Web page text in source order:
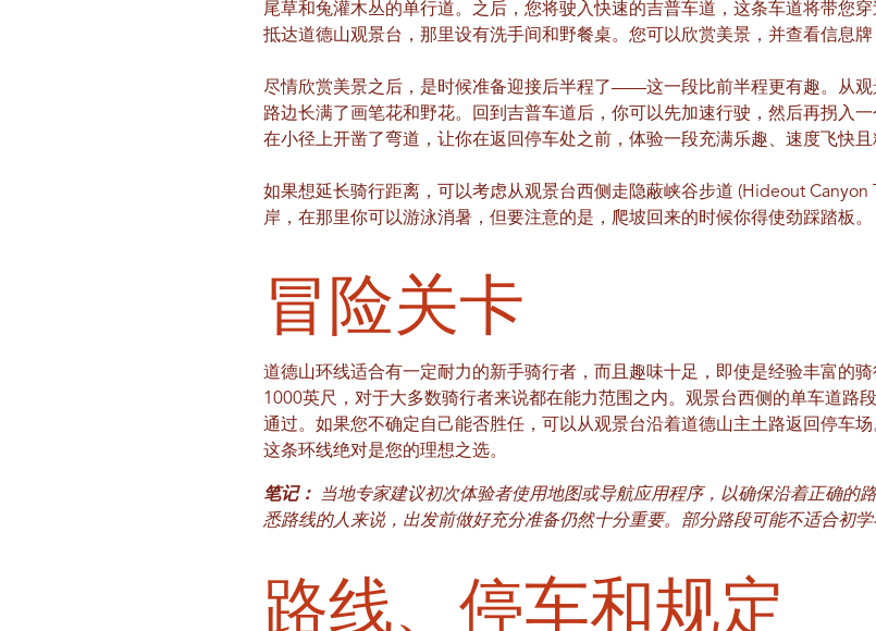
尾草和兔灌木丛的单行道。之后，您将驶入快速的吉普车道，这条车道将带您
抵达道德山观景台，那里设有洗手间和野餐桌。您可以欣赏美景，并查看信息牌
尽情欣赏美景之后，是时候准备迎接后半程了——这一段比前半程更有趣。从观
路边长满了画笔花和野花。回到吉普车道后，你可以先加速行驶，然后再拐入
在小径上开凿了弯道，让你在返回停车处之前，体验一段充满乐趣、速度飞快且
如果想延长骑行距离，可以考虑从观景台西侧走隐蔽峡谷步道 (Hideout Canyon
岸，在那里你可以游泳消暑，但要注意的是，爬坡回来的时候你得使劲踩踏板。
冒险关卡
道德山环线适合有一定耐力的新手骑行者，而且趣味十足，即使是经验丰富的
1000英尺，对于大多数骑行者来说都在能力范围之内。观景台西侧的单车道路
通过。如果您不确定自己能否胜任，可以从观景台沿着道德山主土路返回停车
这条环线绝对是您的理想之选。
笔记：
当地专家建议初次体验者使用地图或导航应用程序，以确保沿着正确的
悉路线的人来说，出发前做好充分准备仍然十分重要。部分路段可能不适合初
路线、停车和规定